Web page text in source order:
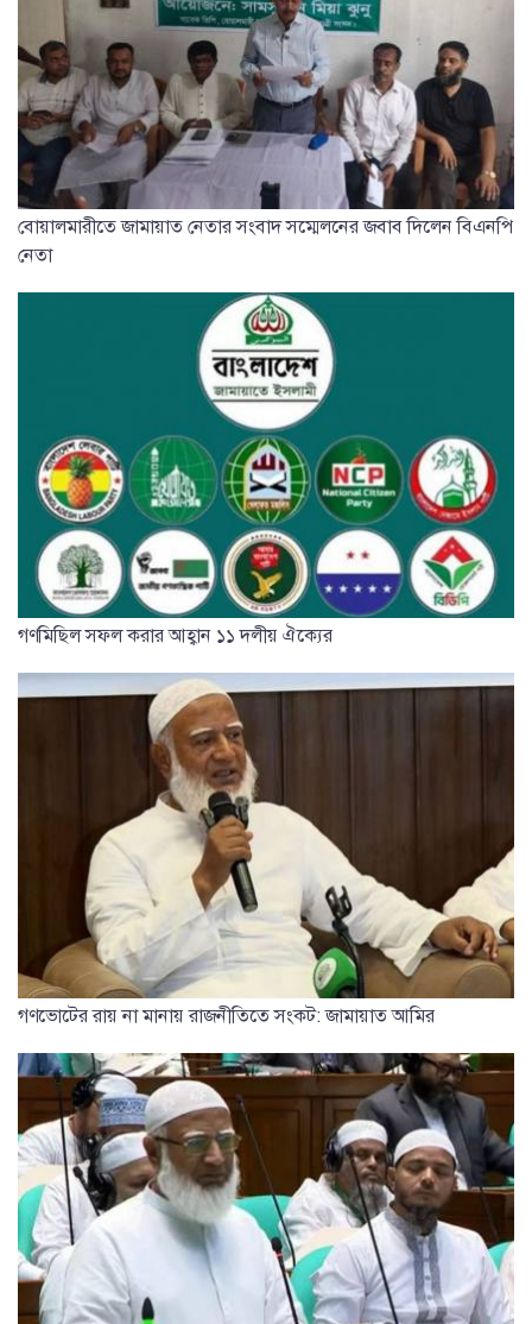
বোয়ালমারীতে জামায়াত নেতার সংবাদ সম্মেলনের জবাব দিলেন বিএনপি
নেতা
গণমিছিল সফল করার আহ্বান ১১ দলীয় ঐক্যের
গণভোটের রায় না মানায় রাজনীতিতে সংকট: জামায়াত আমির